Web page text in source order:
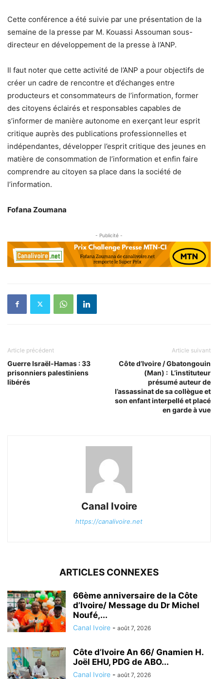
Cette conférence a été suivie par une présentation de la
semaine de la presse par M. Kouassi Assouman sous-
directeur en développement de la presse à l’ANP.
Il faut noter que cette activité de l’ANP a pour objectifs de
créer un cadre de rencontre et d’échanges entre
producteurs et consommateurs de l’information, former
des citoyens éclairés et responsables capables de
s’informer de manière autonome en exerçant leur esprit
critique auprès des publications professionnelles et
indépendantes, développer l’esprit critique des jeunes en
matière de consommation de l’information et enfin faire
comprendre au citoyen sa place dans la société de
l’information.
Fofana Zoumana
- Publicité -
Article précédent
Guerre Israël-Hamas : 33
prisonniers palestiniens
libérés
Article suivant
Côte d’Ivoire / Gbatongouin
(Man) : L’instituteur
présumé auteur de
l’assassinat de sa collègue et
son enfant interpellé et placé
en garde à vue
Canal Ivoire
https://canalivoire.net
ARTICLES CONNEXES
66ème anniversaire de la Côte
d’Ivoire/ Message du Dr Michel
Noufé,...
Canal Ivoire - août 7, 2026
Côte d’Ivoire An 66/ Gnamien H.
Joël EHU, PDG de ABO...
Canal Ivoire - août 7, 2026